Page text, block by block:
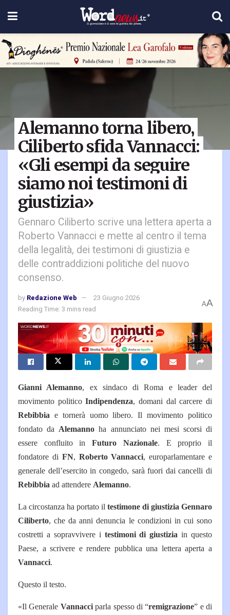
Alemanno torna libero,
Ciliberto sfida Vannacci:
«Gli esempi da seguire
siamo noi testimoni di
giustizia»
Gennaro Ciliberto scrive una lettera aperta a
Roberto Vannacci e mette al centro il tema
della legalità, dei testimoni di giustizia e
delle contraddizioni politiche del nuovo
consenso.
by Redazione Web
23 Giugno 2026
Reading Time: 3 mins read
AA
Gianni Alemanno, ex sindaco di Roma e leader del
movimento politicoIndipendenza, domani dal carcere di
Rebibbia e tornerà uomo libero.Il movimento politico
fondato da Alemanno ha annunciato nei mesi scorsi di
essere confluito inFuturo Nazionale. E proprio il
fondatore di FN, Roberto Vannacci, europarlamentare e
generale dell’esercito in congedo, sarà fuori dai cancelli di
Rebibbia ad attendere Alemanno.
La circostanza ha portato il testimone di giustizia Gennaro
Ciliberto, che da anni denuncia le condizioni in cui sono
costretti a sopravvivere i testimoni di giustizia in questo
Paese, a scrivere e rendere pubblica una lettera aperta a
Vannacci.
Questo il testo.
«Il Generale Vannacciparla spesso di “remigrazione” e di